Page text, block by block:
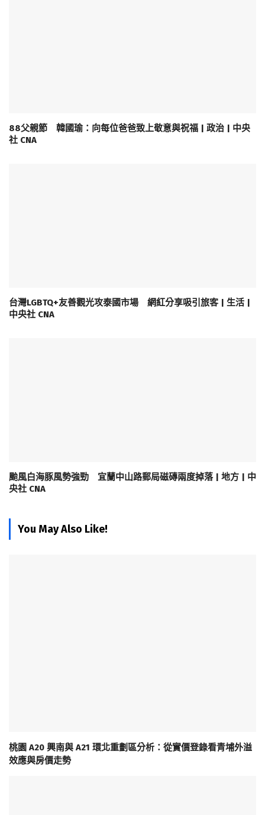
88父親節 韓國瑜：向每位爸爸致上敬意與祝福 | 政治 | 中央
社 CNA
台灣LGBTQ+友善觀光攻泰國市場 網紅分享吸引旅客 | 生活 |
中央社 CNA
颱風白海豚風勢強勁 宜蘭中山路郵局磁磚兩度掉落 | 地方 | 中
央社 CNA
You May Also Like!
桃園 A20 興南與 A21 環北重劃區分析：從實價登錄看青埔外溢
效應與房價走勢